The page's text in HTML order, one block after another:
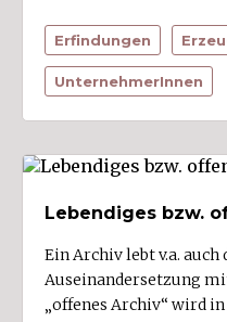
Erfindungen
UnternehmerInnen
Lebendiges bzw.
Ein Archiv lebt v.a. auch
Auseinandersetzung
„offenes Archiv“ wird